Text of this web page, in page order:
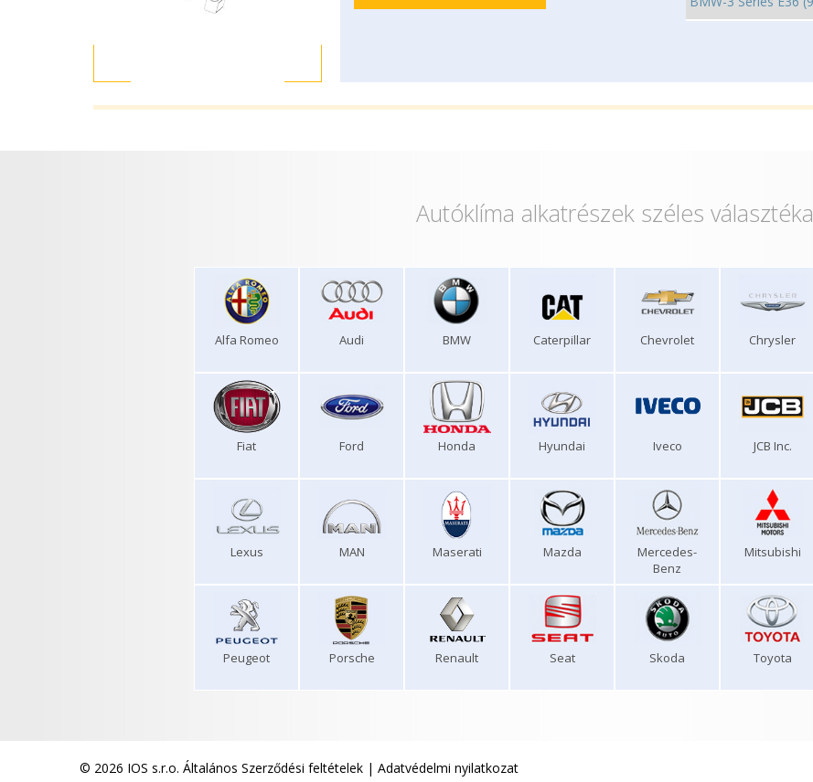
Autóklíma alkatrészek széles választéka
Alfa Romeo Audi BMW Caterpillar Chevrolet Chrysler
Fiat Ford Honda Hyundai Iveco JCB Inc.
Lexus MAN Maserati Mazda
Mercedes-
Benz
Mitsubishi
Peugeot Porsche Renault Seat Skoda Toyota
© 2026 IOS s.r.o. Általános Szerződési feltételek | Adatvédelmi nyilatkozat